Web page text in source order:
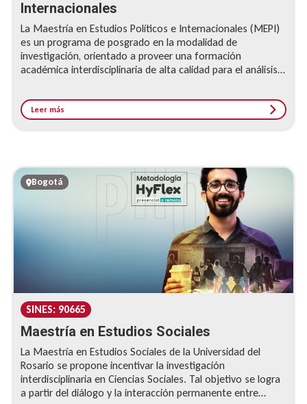
Internacionales
La Maestría en Estudios Políticos e Internacionales (MEPI)
es un programa de posgrado en la modalidad de
investigación, orientado a proveer una formación
académica interdisciplinaria de alta calidad para el análisis y
Leer más
Bogotá
SINES: 90665
Maestría en Estudios Sociales
La Maestría en Estudios Sociales de la Universidad del
Rosario se propone incentivar la investigación
interdisciplinaria en Ciencias Sociales. Tal objetivo se logra
a partir del diálogo y la interacción permanente entre